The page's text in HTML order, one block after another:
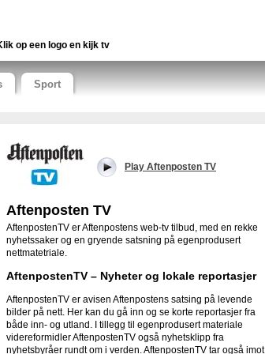
op een logo en kijk tv
Sport
Play Aftenposten TV
Aftenposten TV
AftenpostenTV er Aftenpostens web-tv tilbud, med en rekke
nyhetssaker og en gryende satsning på egenprodusert
nettmatetriale.
AftenpostenTV – Nyheter og lokale reportasjer
AftenpostenTV er avisen Aftenpostens satsing på levende
bilder på nett. Her kan du gå inn og se korte reportasjer fra
både inn- og utland. I tillegg til egenprodusert materiale
videreformidler AftenpostenTV også nyhetsklipp fra
nyhetsbyråer rundt om i verden. AftenpostenTV tar også imot